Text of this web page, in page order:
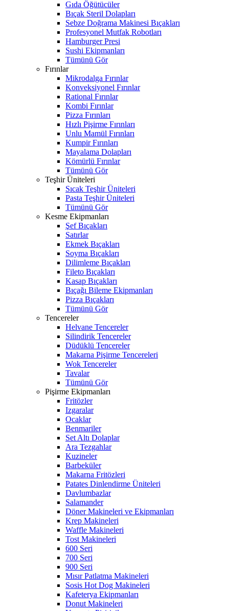
Gıda Öğütücüler
Bıçak Steril Dolapları
Sebze Doğrama Makinesi Bıçakları
Profesyonel Mutfak Robotları
Hamburger Presi
Sushi Ekipmanları
Tümünü Gör
Fırınlar
Mikrodalga Fırınlar
Konveksiyonel Fırınlar
Rational Fırınlar
Kombi Fırınlar
Pizza Fırınları
Hızlı Pişirme Fırınları
Unlu Mamül Fırınları
Kumpir Fırınları
Mayalama Dolapları
Kömürlü Fırınlar
Tümünü Gör
Teşhir Üniteleri
Sıcak Teşhir Üniteleri
Pasta Teşhir Üniteleri
Tümünü Gör
Kesme Ekipmanları
Şef Bıçakları
Satırlar
Ekmek Bıçakları
Soyma Bıçakları
Dilimleme Bıçakları
Fileto Bıçakları
Kasap Bıçakları
Bıçağı Bileme Ekipmanları
Pizza Bıçakları
Tümünü Gör
Tencereler
Helvane Tencereler
Silindirik Tencereler
Düdüklü Tencereler
Makarna Pişirme Tencereleri
Wok Tencereler
Tavalar
Tümünü Gör
Pişirme Ekipmanları
Fritözler
Izgaralar
Ocaklar
Benmariler
Set Altı Dolaplar
Ara Tezgahlar
Kuzineler
Barbeküler
Makarna Fritözleri
Patates Dinlendirme Üniteleri
Davlumbazlar
Salamander
Döner Makineleri ve Ekipmanları
Krep Makineleri
Waffle Makineleri
Tost Makineleri
600 Seri
700 Seri
900 Seri
Mısır Patlatma Makineleri
Sosis Hot Dog Makineleri
Kafeterya Ekipmanları
Donut Makineleri